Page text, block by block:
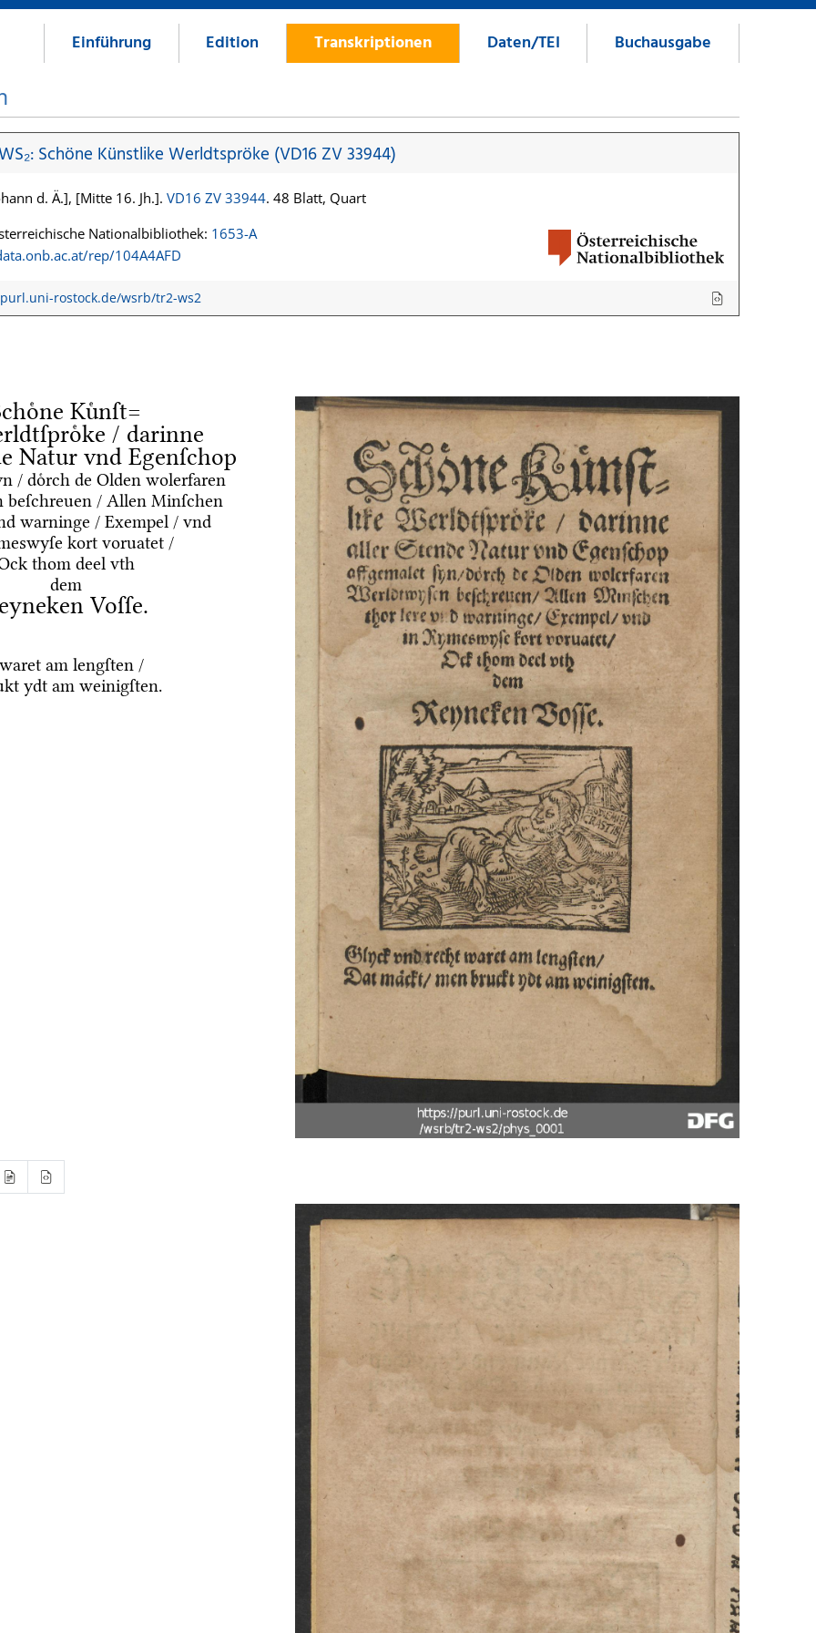
Einführung Edition Transkriptionen Daten/TEI Buchausgabe
Schöne Künstlike Werldtspröke (VD16 ZV 33944)
d. Ä.], [Mitte 16. Jh.]. VD16 ZV 33944. 48 Blatt, Quart
Nationalbibliothek: 1653-A
rep/104A4AFD
rostock.de/wsrb/tr2-ws2
Kuͤnſt=
/ darinne
Natur vnd Egenſchop
/ doͤrch de Olden wolerfaren
beſchreuen / Allen Minſchen
warninge / Exempel / vnd
kort voruatet /
thom deel vth
dem
Voſſe.
am lengſten /
ydt am weinigſten.